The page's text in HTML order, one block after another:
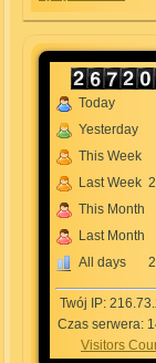
Today
Yesterday
This Week
Last Week
This Month
Last Month
All days
Twój IP:
Czas serwera:
Visitors